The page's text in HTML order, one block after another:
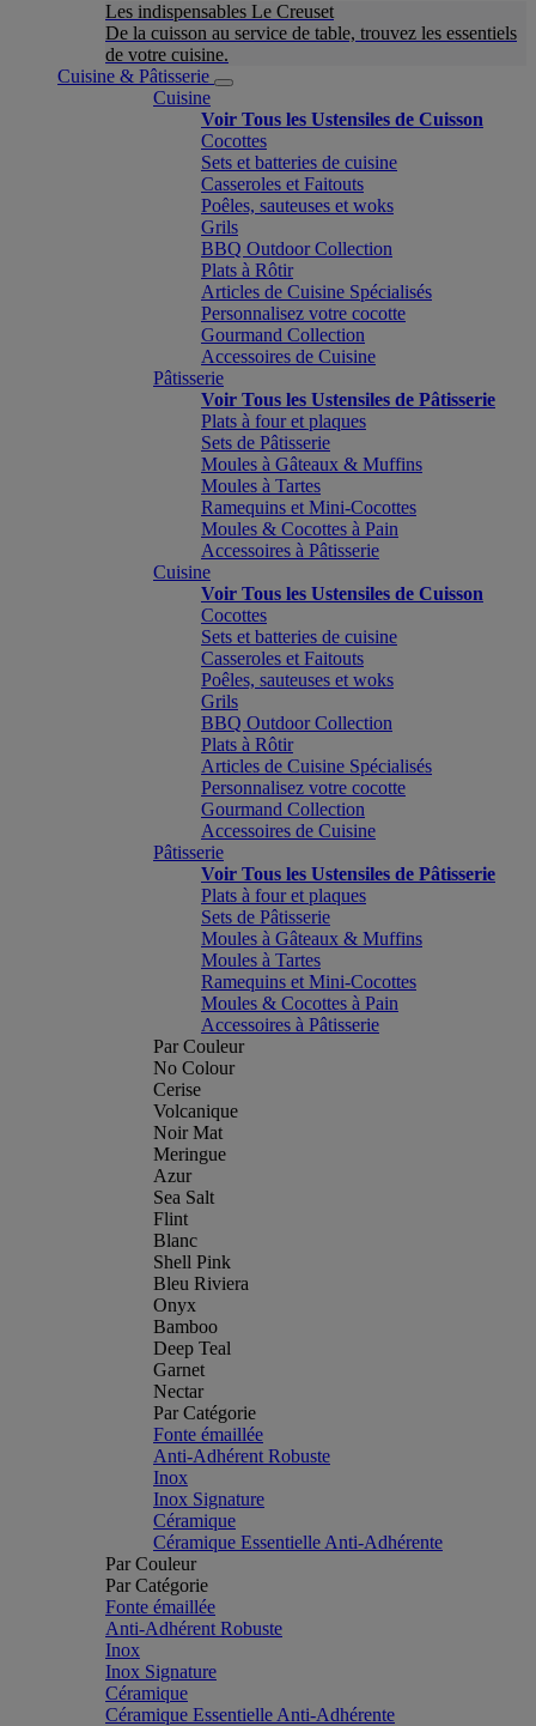
Les indispensables Le Creuset
De la cuisson au service de table, trouvez les essentiels
de votre cuisine.
Cuisine & Pâtisserie
Cuisine
Voir Tous les Ustensiles de Cuisson
Cocottes
Sets et batteries de cuisine
Casseroles et Faitouts
Poêles, sauteuses et woks
Grils
BBQ Outdoor Collection
Plats à Rôtir
Articles de Cuisine Spécialisés
Personnalisez votre cocotte
Gourmand Collection
Accessoires de Cuisine
Pâtisserie
Voir Tous les Ustensiles de Pâtisserie
Plats à four et plaques
Sets de Pâtisserie
Moules à Gâteaux & Muffins
Moules à Tartes
Ramequins et Mini-Cocottes
Moules & Cocottes à Pain
Accessoires à Pâtisserie
Cuisine
Voir Tous les Ustensiles de Cuisson
Cocottes
Sets et batteries de cuisine
Casseroles et Faitouts
Poêles, sauteuses et woks
Grils
BBQ Outdoor Collection
Plats à Rôtir
Articles de Cuisine Spécialisés
Personnalisez votre cocotte
Gourmand Collection
Accessoires de Cuisine
Pâtisserie
Voir Tous les Ustensiles de Pâtisserie
Plats à four et plaques
Sets de Pâtisserie
Moules à Gâteaux & Muffins
Moules à Tartes
Ramequins et Mini-Cocottes
Moules & Cocottes à Pain
Accessoires à Pâtisserie
Par Couleur
No Colour
Cerise
Volcanique
Noir Mat
Meringue
Azur
Sea Salt
Flint
Blanc
Shell Pink
Bleu Riviera
Onyx
Bamboo
Deep Teal
Garnet
Nectar
Par Catégorie
Fonte émaillée
Anti-Adhérent Robuste
Inox
Inox Signature
Céramique
Céramique Essentielle Anti-Adhérente
Par Couleur
Par Catégorie
Fonte émaillée
Anti-Adhérent Robuste
Inox
Inox Signature
Céramique
Céramique Essentielle Anti-Adhérente